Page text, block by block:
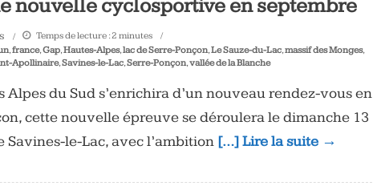
nouvelle cyclosportive en septembre
Temps de lecture :2 minutes
,france,Gap,Hautes-Alpes,lac de Serre-Ponçon,Le Sauze-du-Lac,massif des Monges,
Apollinaire,Savines-le-Lac,Serre-Ponçon,vallée de la Blanche
du Sud s’enrichira d’un nouveau rendez-vous en
cette nouvelle épreuve se déroulera le dimanche 13
le-Lac, avec l’ambition […] Lire la suite →